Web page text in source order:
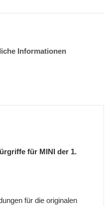
Informationen
für MINI der 1.
für die originalen